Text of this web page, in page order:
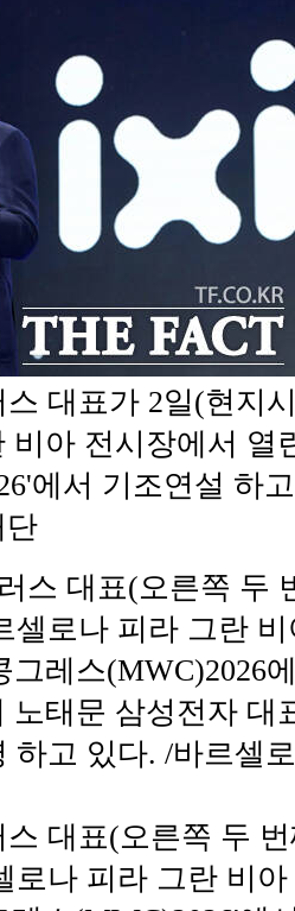
대표가 2일(현지
비아 전시장에서 열
에서 기조연설 하
단
대표(오른쪽 두
로나 피라 그란 비